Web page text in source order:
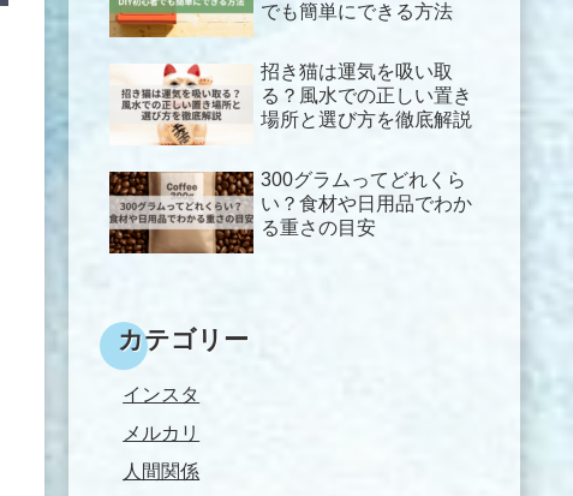
でも簡単にできる方法
招き猫は運気を吸い取
る？風水での正しい置き
場所と選び方を徹底解説
300グラムってどれくら
い？食材や日用品でわか
る重さの目安
カテゴリー
インスタ
メルカリ
人間関係